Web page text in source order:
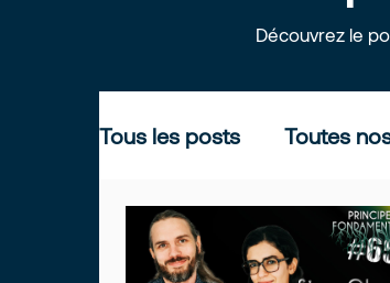
Découvrez le
Tous les posts Toutes
Expérience client